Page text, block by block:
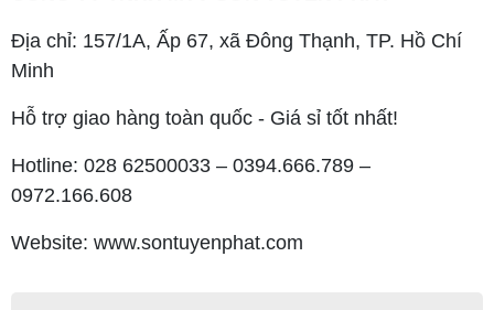
Địa chỉ: 157/1A, Ấp 67, xã Đông Thạnh, TP. Hồ Chí
Minh
Hỗ trợ giao hàng toàn quốc - Giá sỉ tốt nhất!
Hotline: 028 62500033 – 0394.666.789 –
0972.166.608
Website: www.sontuyenphat.com